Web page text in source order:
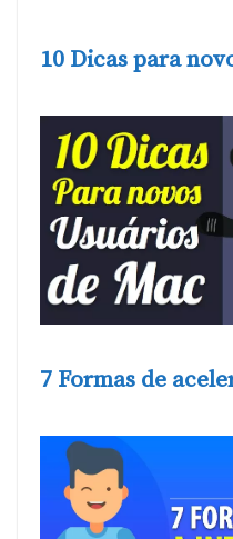
10 Dicas para
7 Formas de